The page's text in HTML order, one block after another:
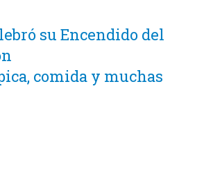
su Encendido del
comida y muchas